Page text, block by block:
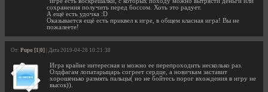
сохранения получить перед боссом. Хоть это радует.
А ещё есть удочка :D
Оказывается ещё есть приквел к игре, в общем класная игра! Вы не
пожалеете!
От: Pupo [1|0] | Дата 2019-04-28 10:21:38
Игра крайне интересная и можно ее перепроходить несколько раз.
Олдфагам лопатарыцарь согреет сердце, а новичкам заставит
хорошенько размять пальцы( но не бойтесь порог вхождения в игру не
высок)).